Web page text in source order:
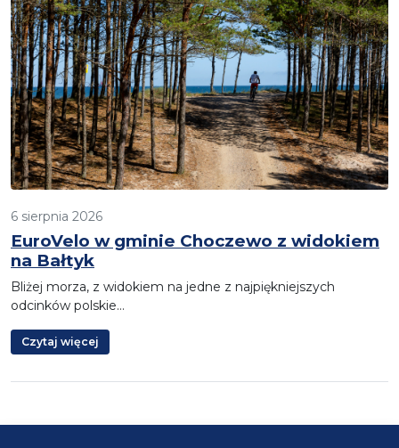
6 sierpnia 2026
EuroVelo w gminie Choczewo z widokiem
na Bałtyk
Bliżej morza, z widokiem na jedne z najpiękniejszych
odcinków polskie…
Czytaj więcej